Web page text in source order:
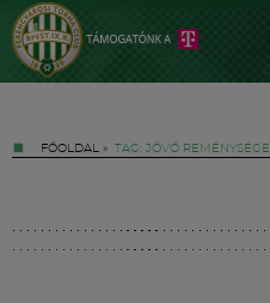
FŐOLDAL » TAG: JÖVŐ REMÉNYSÉGEI